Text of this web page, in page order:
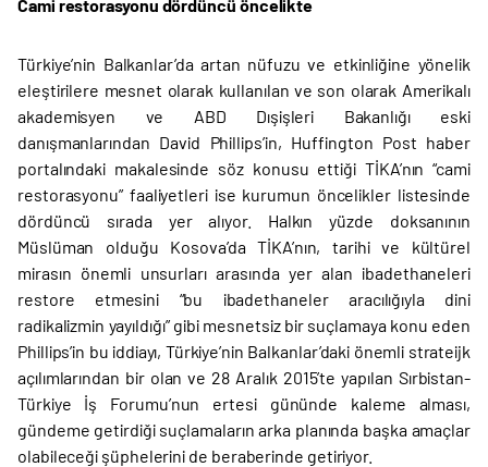
Cami restorasyonu dördüncü öncelikte
Türkiye’nin Balkanlar’da artan nüfuzu ve etkinliğine yönelik
eleştirilere mesnet olarak kullanılan ve son olarak Amerikalı
akademisyen ve ABD Dışişleri Bakanlığı eski
danışmanlarından David Phillips’in, Huffington Post haber
portalındaki makalesinde söz konusu ettiği TİKA’nın “cami
restorasyonu” faaliyetleri ise kurumun öncelikler listesinde
dördüncü sırada yer alıyor. Halkın yüzde doksanının
Müslüman olduğu Kosova’da TİKA’nın, tarihi ve kültürel
mirasın önemli unsurları arasında yer alan ibadethaneleri
restore etmesini “bu ibadethaneler aracılığıyla dini
radikalizmin yayıldığı” gibi mesnetsiz bir suçlamaya konu eden
Phillips’in bu iddiayı, Türkiye’nin Balkanlar’daki önemli strateijk
açılımlarından bir olan ve 28 Aralık 2015’te yapılan Sırbistan-
Türkiye İş Forumu’nun ertesi gününde kaleme alması,
gündeme getirdiği suçlamaların arka planında başka amaçlar
olabileceği şüphelerini de beraberinde getiriyor.